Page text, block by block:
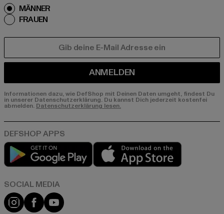
MÄNNER
FRAUEN
ANMELDEN
Informationen dazu, wie DefShop mit Deinen Daten umgeht, findest Du
in unserer Datenschutzerklärung. Du kannst Dich jederzeit kostenfei
abmelden. Datenschutzerklärung lesen.
Play market
Instagram
FacebookYouTube